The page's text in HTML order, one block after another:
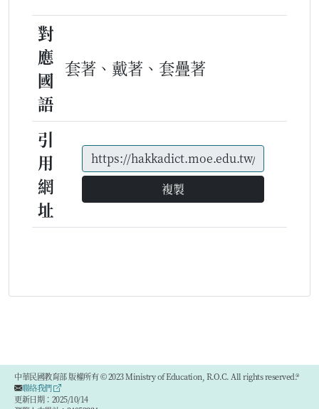
對
應
國
語
套著、戴著、套疊著
引
用
網
址
複製
中華民國教育部 版權所有 © 2023 Ministry of Education, R.O.C. All rights reserved.®
聯絡我們
更新日期：2025/10/14